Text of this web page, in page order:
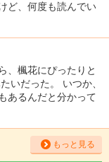
ど、何度も読んでい
、楓花にぴったりと
いだった。 いつか、
あるんだと分かって
もっと見る